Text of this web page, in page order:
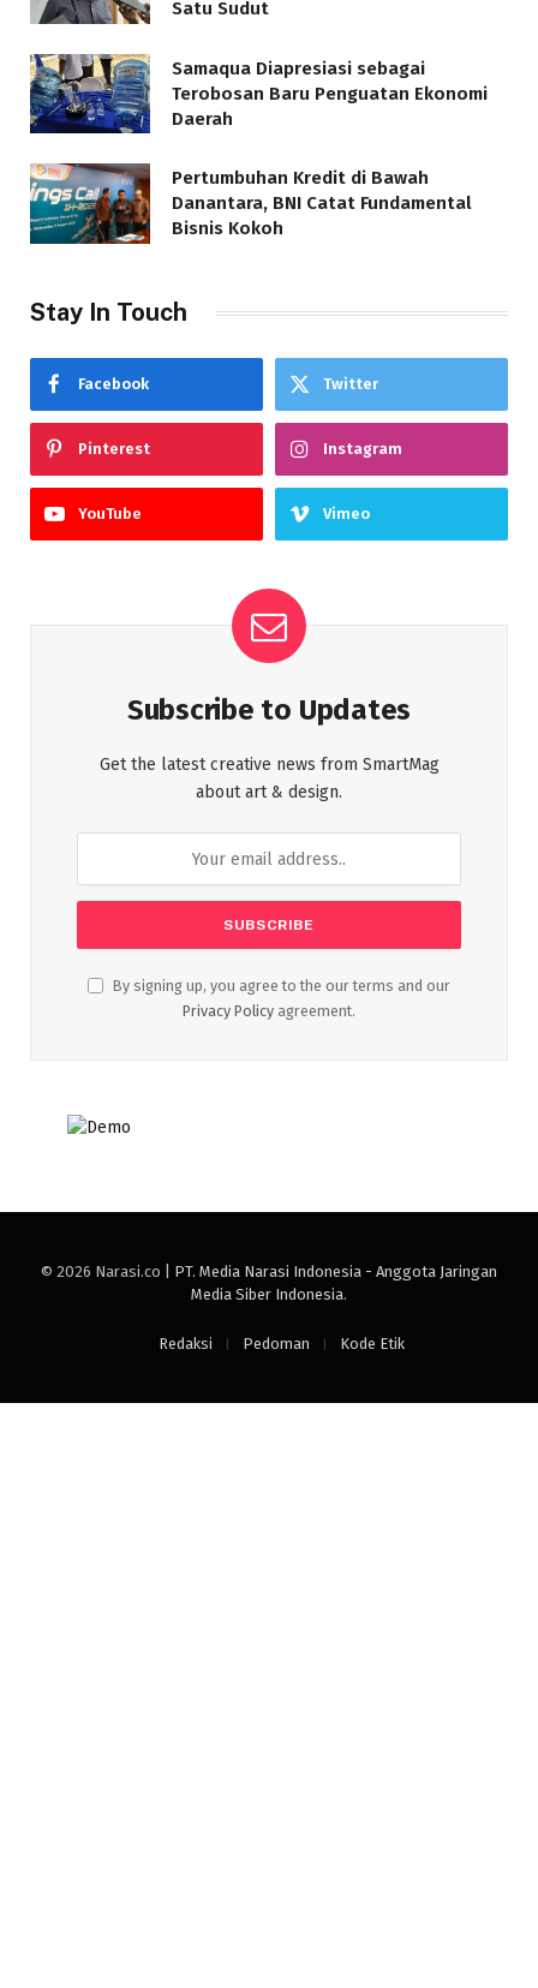
Satu Sudut
Samaqua Diapresiasi sebagai
Terobosan Baru Penguatan Ekonomi
Daerah
Pertumbuhan Kredit di Bawah
Danantara, BNI Catat Fundamental
Bisnis Kokoh
Stay In Touch
Facebook Twitter
Pinterest Instagram
YouTube Vimeo
Subscribe to Updates
Get the latest creative news from SmartMag
about art & design.
By signing up, you agree to the our terms and our
Privacy Policy agreement.
© 2026 Narasi.co | PT. Media Narasi Indonesia - Anggota Jaringan
Media Siber Indonesia.
Redaksi Pedoman Kode Etik